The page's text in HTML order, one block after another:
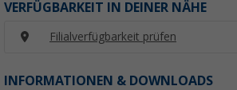
VERFÜGBARKEIT IN DEINER NÄHE
Filialverfügbarkeit prüfen
INFORMATIONEN & DOWNLOADS